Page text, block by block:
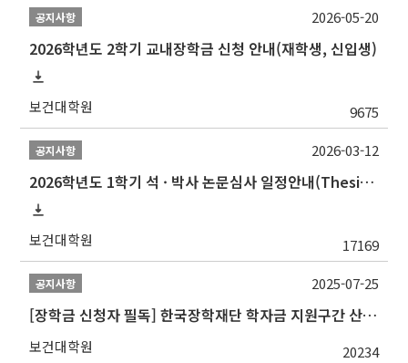
공지사항
2026학년도 2학기 교내장학금 신청 안내(재학생, 신입생)
보건대학원 9675
2026-05-20
공지사항
2026학년도 1학기 석 · 박사 논문심사 일정안내(Thesis Defense Schedules)
보건대학원 17169
2026-03-12
공지사항
[장학금 신청자 필독] 한국장학재단 학자금 지원구간 산정 권고
보건대학원 20234
2025-07-25